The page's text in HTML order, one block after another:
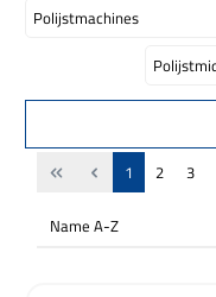
Polijstmachines
Pagina
1 Pagina
2 3